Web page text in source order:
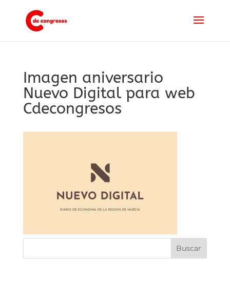
Imagen aniversario
Nuevo Digital para web
Cdecongresos